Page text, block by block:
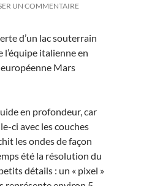
UN COMMENTAIRE
d’un lac souterrain
italienne en
Mars
en profondeur, car
ci avec les couches
les ondes de façon
été la résolution du
détails : un « pixel »